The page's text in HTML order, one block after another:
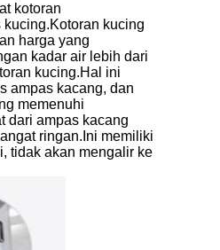
kotoran
kucing
harga yang
kadar air lebih dari
kucing.Hal ini
ampas kacang, dan
memenuhi
dari ampas kacang
ringan.Ini memiliki
tidak akan mengalir ke